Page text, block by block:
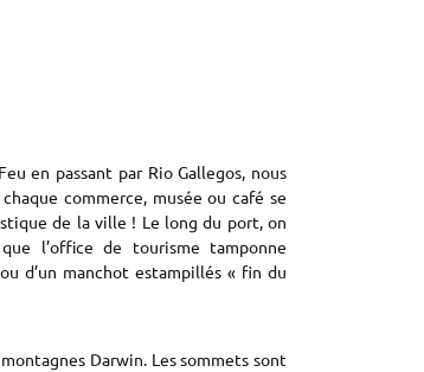
en passant par Rio Gallegos, nous
chaque commerce, musée ou café se
de la ville ! Le long du port, on
l’office de tourisme tamponne
d’un manchot estampillés « fin du
Darwin. Les sommets sont